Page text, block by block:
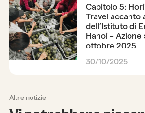
Capitolo 5:
Travel accanto
dell’Istituto di
Hanoi – Azione
ottobre 2025
30/10/2025
Altre notizie